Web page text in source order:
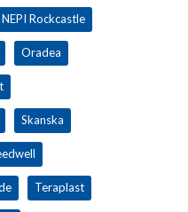
NEPI Rockcastle
Oradea
Skanska
Teraplast